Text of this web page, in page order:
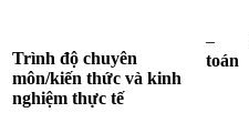
Trình độ chuyên
môn/kiến thức và kinh
nghiệm thực tế
–
toán